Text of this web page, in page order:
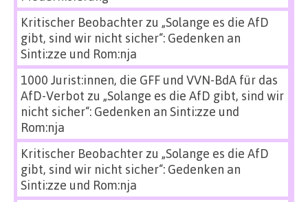
Kritischer Beobachterzu „Solange es die AfD
gibt, sind wir nicht sicher“: Gedenken an
Sinti:zze und Rom:nja
1000 Jurist:innen, die GFF und VVN-BdA für das
AfD-Verbot zu „Solange es die AfD gibt, sind wir
nicht sicher“: Gedenken an Sinti:zze und
Rom:nja
Kritischer Beobachterzu „Solange es die AfD
gibt, sind wir nicht sicher“: Gedenken an
Sinti:zze und Rom:nja